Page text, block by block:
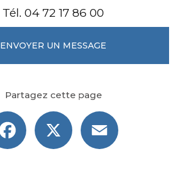
Tél. 04 72 17 86 00
ENVOYER UN MESSAGE
Partagez cette page
Facebook